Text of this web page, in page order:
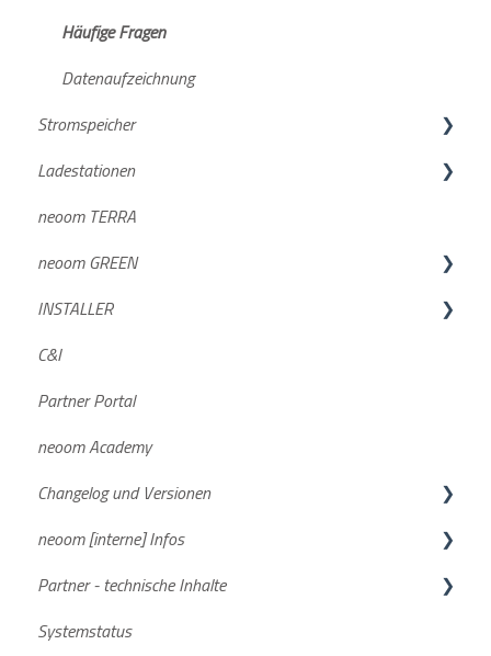
Häufige Fragen
Datenaufzeichnung
Stromspeicher
KJUUBE NEA / Solax
Batterien
Wechselrichter
BLOKK
Häufige Fragen
Dokumente/Unterlagen
NEEO
STAAK und STAAK Eco
Allgemein
Smartmeter
Ladestationen
BOXX & BOOGIE
Compleo SOLO N & SOLO N+
Häufige Fragen
Charger PRO neoom edition
neoom TERRA
neoom GREEN
GREEN DE
GREEN AT
INSTALLER
Geräteintegration
C&I
Partner Portal
neoom Academy
Changelog und Versionen
BEAAM Software
neoom App
Aktuelle Software Versionen
neoom [interne] Infos
FAQs
Partner - technische Inhalte
Stromspeicher
Systemstatus